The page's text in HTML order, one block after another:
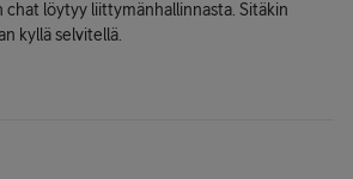
chat löytyy liittymänhallinnasta. Sitäkin
kyllä selvitellä.